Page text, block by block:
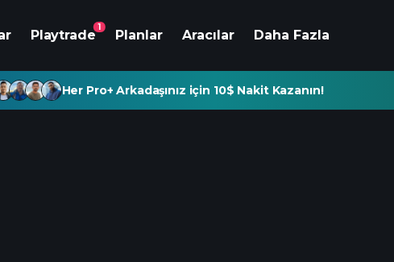
Playtrade
1
Planlar Aracılar Daha Fazla
Her Pro+ Arkadaşınız için 10$ Nakit Kazanın!